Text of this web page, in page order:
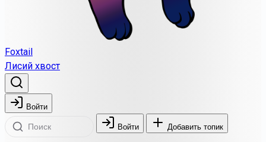
Foxtail
Лисий хвост
Войти
Войти Добавить топик